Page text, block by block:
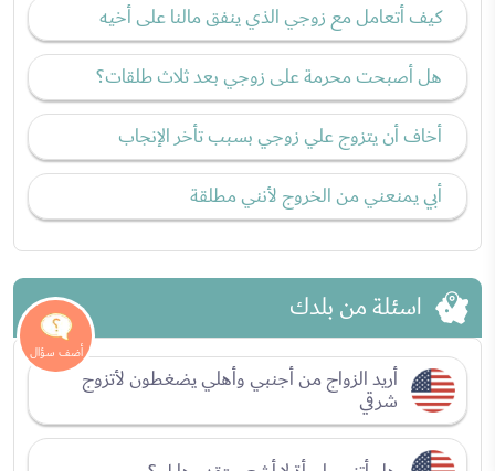
كيف أتعامل مع زوجي الذي ينفق مالنا على أخيه
هل أصبحت محرمة على زوجي بعد ثلاث طلقات؟
أخاف أن يتزوج علي زوجي بسبب تأخر الإنجاب
أبي يمنعني من الخروج لأنني مطلقة
اسئلة من بلدك
أريد الزواج من أجنبي وأهلي يضغطون لأتزوج
شرقي